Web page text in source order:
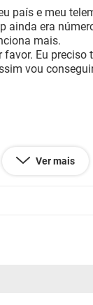
GMAIL
EXCEL
GMAIL
EXCEL
GMAIL
país e meu
ainda era
mais.
favor. Eu preciso
vou
Ver mais